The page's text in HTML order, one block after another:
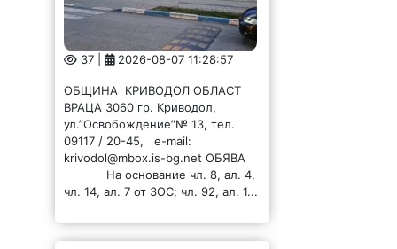
37 | 2026-08-07 11:28:57
ОБЩИНА КРИВОДОЛ ОБЛАСТ
ВРАЦА 3060 гр. Криводол,
ул.”Освобождение”№ 13, тел.
09117 / 20-45, e-mail:
krivodol@mbox.is-bg.net ОБЯВА
На основание чл. 8, ал. 4,
чл. 14, ал. 7 от ЗОС; чл. 92, ал. 1...